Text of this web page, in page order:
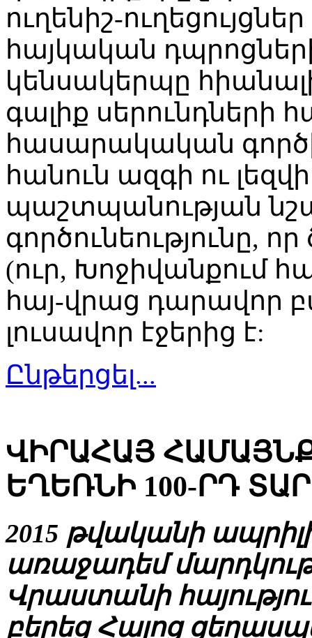
ուղենիշ-
հայկական
կենսակերպը
գալիք սերունդների
հասարակական
հանուն ազգի ու
պաշտպանության
գործունեությունը,
(ուր, Խոջիվանքում
հայ-վրաց դարավոր
լուսավոր էջերից է:
Ընթերցել...
ՎԻՐԱՀԱՅ
ԵՂԵՌՆԻ 100-ՐԴ
2015 թվականի
առաջադեմ
Վրաստանի
բերեց Հայոց